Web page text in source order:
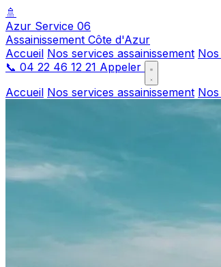
🚿
Azur Service 06
Assainissement Côte d'Azur
Accueil Nos services assainissement
📞 04 22 46 12 21 Appeler
Accueil Nos services assainissement